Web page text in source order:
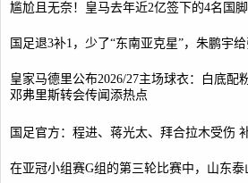
尴尬且无奈！皇马去年近2亿签下的4名国
国足退3补1，少了“东南亚克星”，朱鹏宇
皇家马德里公布2026/27主场球衣：白底配
邓弗里斯转会传闻添热点
国足官方：程进、蒋光太、拜合拉木受伤
在亚冠小组赛G组的第三轮比赛中，山东